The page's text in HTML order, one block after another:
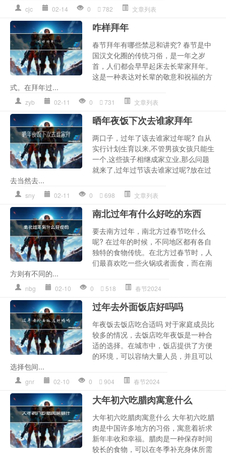
cjc 02-14 0 782 文章列表
咋样拜年
春节拜年有哪些禁忌和讲究? 春节是中
国汉文化圈的传统习俗，是一年之岁
首，人们都会早早起床去长辈家拜年。
这是一种表达对长辈的敬意和祝福的方
式。在拜年过...
zyb 02-11 0 731 文章列表
晒年夜饭下次去谁家拜年
两口子，过年了该去谁家过年呢? 自从
实行计划生育以来,不管男孩女孩只能生
一个,这些孩子相继成家立业,那么问题
就来了,过年过节该去谁家过呢?放在过
去当然去...
sny 02-11 0 698 文章列表
南北过年有什么好吃的东西
要去南方过年，南北方过春节吃什么
呢? 在过年的时候，不同地区都有各自
独特的食物传统。在北方过春节时，人
们最喜欢吃一些火锅或者面食，而在南
方则有不同的...
nbg 02-10 0 518 春节2024
过年去外面饭店好吗吗
年夜饭去饭店吃合适吗 对于家庭成员比
较多的情况，去饭店吃年夜饭是一种合
适的选择。在城市中，饭店提供了方便
的环境，可以容纳大量人员，并且可以
选择包间...
gnr 02-10 0 904 春节2024
大年初六吃腊肉寓意什么
大年初六吃腊肉寓意什么 大年初六吃腊
肉是中国许多地方的习俗，寓意着祈求
新年丰收和幸福。腊肉是一种保存时间
较长的食物，可以在冬季补充身体所需